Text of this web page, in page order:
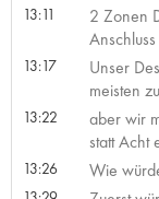
13:11
2 Zonen
13:17
Unser
meisten
13:22
aber wir
statt Acht
13:26 Wie